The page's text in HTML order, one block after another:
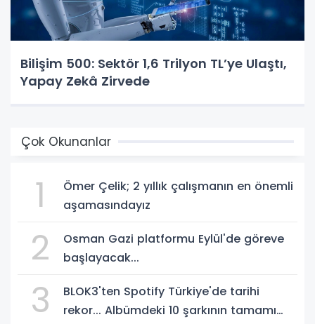
Bilişim 500: Sektör 1,6 Trilyon TL’ye Ulaştı,
Yapay Zekâ Zirvede
Çok Okunanlar
1
Ömer Çelik; 2 yıllık çalışmanın en önemli
aşamasındayız
2
Osman Gazi platformu Eylül'de göreve
başlayacak...
3
BLOK3'ten Spotify Türkiye'de tarihi
rekor... Albümdeki 10 şarkının tamamı